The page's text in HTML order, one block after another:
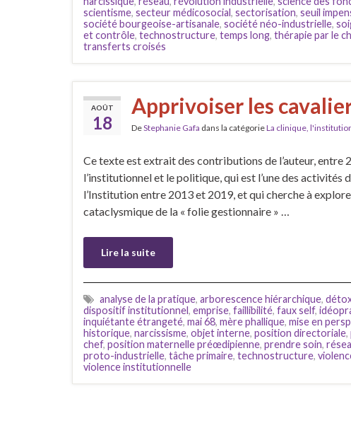
scientisme, secteur médicosocial, sectorisation, seuil
société bourgeoise-artisanale, société néo-industrielle,
et contrôle, technostructure, temps long, thérapie par le
transferts croisés
AOÛT
18
Apprivoiser les
DeStephanie Gafa dans la catégorieLa clinique,
Ce texte est extrait des contributions de l’auteur, entre
l’institutionnel et le politique, qui est l’une des activités
l’Institution entre 2013 et 2019, et qui cherche à
cataclysmique de la « folie gestionnaire » …
Lire la suite
analyse de la pratique, arborescence hiérarchique,
dispositif institutionnel, emprise, faillibilité, faux self,
inquiétante étrangeté, mai 68, mère phallique, mise en
historique, narcissisme, objet interne, position directoriale,
chef, position maternelle préœdipienne, prendre soin,
proto-industrielle, tâche primaire, technostructure,
violence institutionnelle